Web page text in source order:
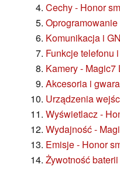
Cechy - Honor
Komunikacja i
Funkcje telefonu
Kamery - Magic7
Akcesoria i
Urządzenia
Wyświetlacz -
Wydajność -
Emisje - Honor
Żywotność